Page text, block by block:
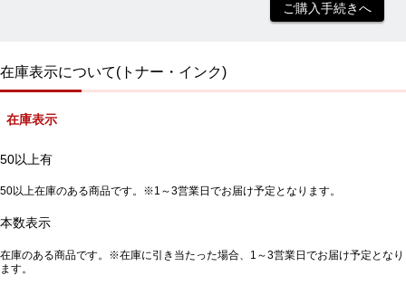
ご購入手続きへ
在庫表示について(トナー・インク)
在庫表示
50以上有
50以上在庫のある商品です。※1～3営業日でお届け予定となります。
本数表示
在庫のある商品です。※在庫に引き当たった場合、1～3営業日でお届け予定となり
ます。